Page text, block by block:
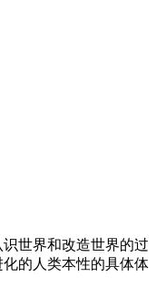
世界和改造世界的过
的人类本性的具体体